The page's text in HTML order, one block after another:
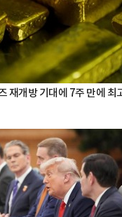
재개방 기대에 7주 만에 최